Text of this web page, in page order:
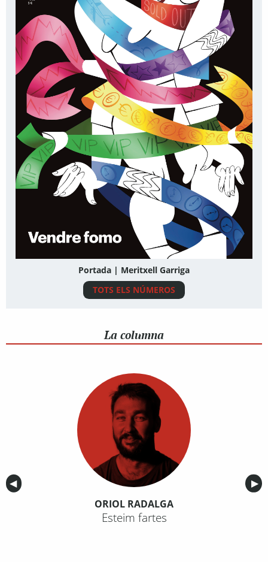
Portada | Meritxell Garriga
TOTS ELS NÚMEROS
La columna
Anterior
◀︎ ▶︎
ORIOL RADALGA
Esteim fartes